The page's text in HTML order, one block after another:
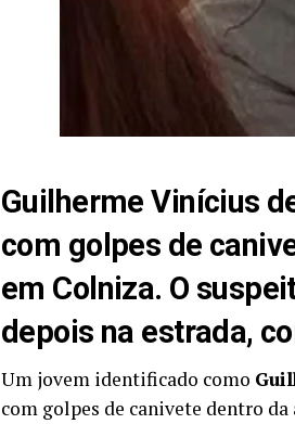
Guilherme Vinícius
com golpes de
em Colniza. O
depois na estrada,
Um jovem identificado como
com golpes de canivete dentro